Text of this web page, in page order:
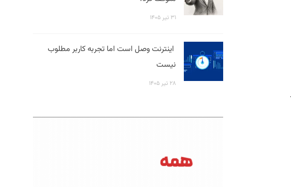
۳۱ تیر ۱۴۰۵
اینترنت وصل است اما تجربه کاربر مطلوب
نیست
۲۸ تیر ۱۴۰۵